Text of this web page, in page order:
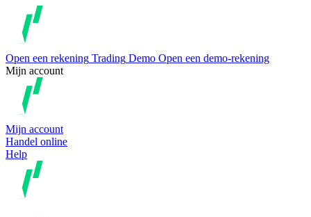
Open een rekening Trading Demo Open een demo-rekening
Mijn account
Mijn account
Handel online
Help